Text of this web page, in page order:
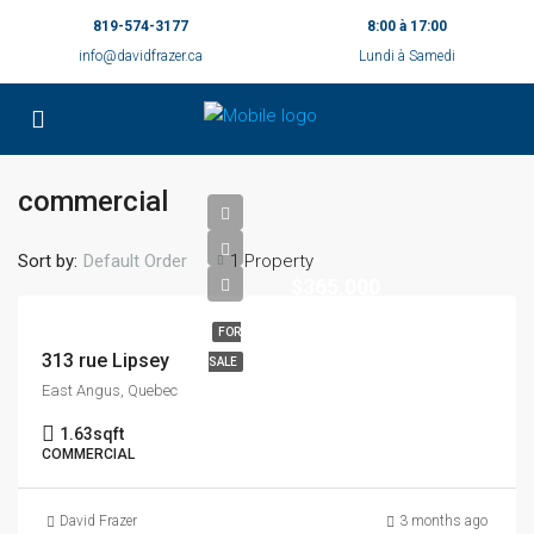
819-574-3177
info@davidfrazer.ca
8:00 à 17:00
Lundi à Samedi
commercial
1 Property
Sort by: Default Order
FOR
SALE
313 rue Lipsey
East Angus, Quebec
1.63sqft
COMMERCIAL
David Frazer 3 months ago